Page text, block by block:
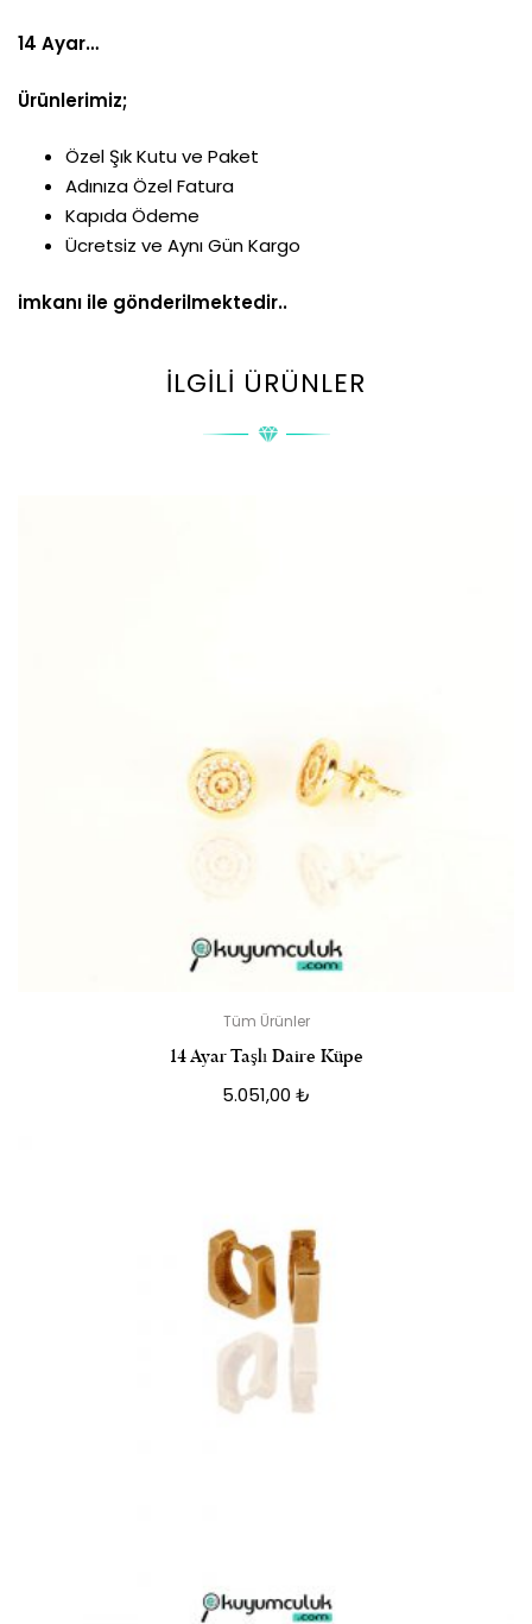
14 Ayar…
Ürünlerimiz;
Özel Şık Kutu ve Paket
Adınıza Özel Fatura
Kapıda Ödeme
Ücretsiz ve Aynı Gün Kargo
imkanı ile gönderilmektedir..
İLGILI ÜRÜNLER
Tüm Ürünler
14 Ayar Taşlı Daire Küpe
5.051,00 ₺